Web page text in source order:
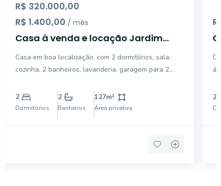
R$ 320.000,00
R$ 1.400,00 / mês
Casa à venda e locação Jardim
Casa em boa localização, com 2 dormitórios, sala,
cozinha, 2 banheiros, lavanderia, garagem para 2
200m², sendo 127,39m² de área construída.
2
Dormitórios
2
Banheiros
127m²
Área privativa
2